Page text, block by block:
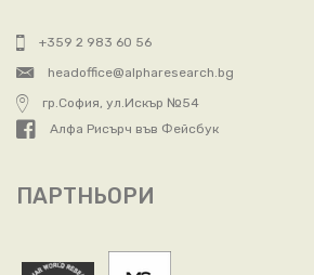
+359 2 983 60 56
headoffice@alpharesearch.bg
гр.София, ул.Искър №54
Алфа Рисърч във Фейсбук
ПАРТНЬОРИ